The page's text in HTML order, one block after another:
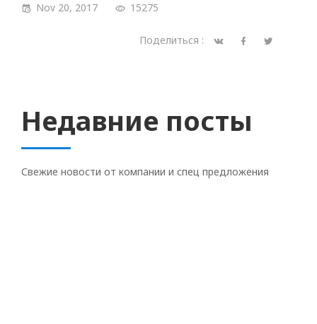
Nov 20, 2017 15275
Поделиться :
Недавние посты
Свежие новости от компании и спец предложения